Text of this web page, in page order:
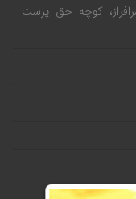
کوچه حق پرست